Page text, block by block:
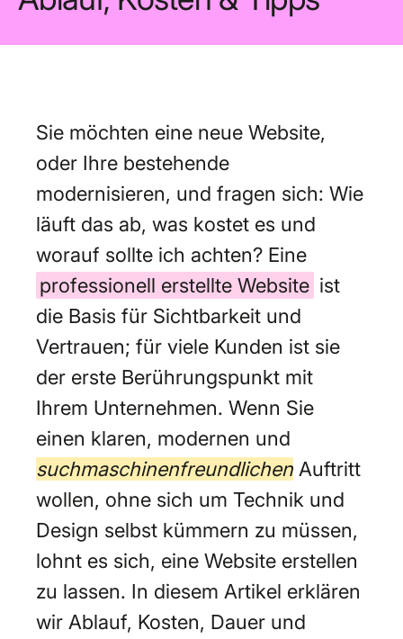
Sie möchten eine neue Website,
oder Ihre bestehende
modernisieren, und fragen sich: Wie
läuft das ab, was kostet es und
worauf sollte ich achten? Eine
professionell erstellte Website ist
die Basis für Sichtbarkeit und
Vertrauen; für viele Kunden ist sie
der erste Berührungspunkt mit
Ihrem Unternehmen. Wenn Sie
einen klaren, modernen und
suchmaschinenfreundlichen Auftritt
wollen, ohne sich um Technik und
Design selbst kümmern zu müssen,
lohnt es sich, eine Website erstellen
zu lassen. In diesem Artikel erklären
wir Ablauf, Kosten, Dauer und